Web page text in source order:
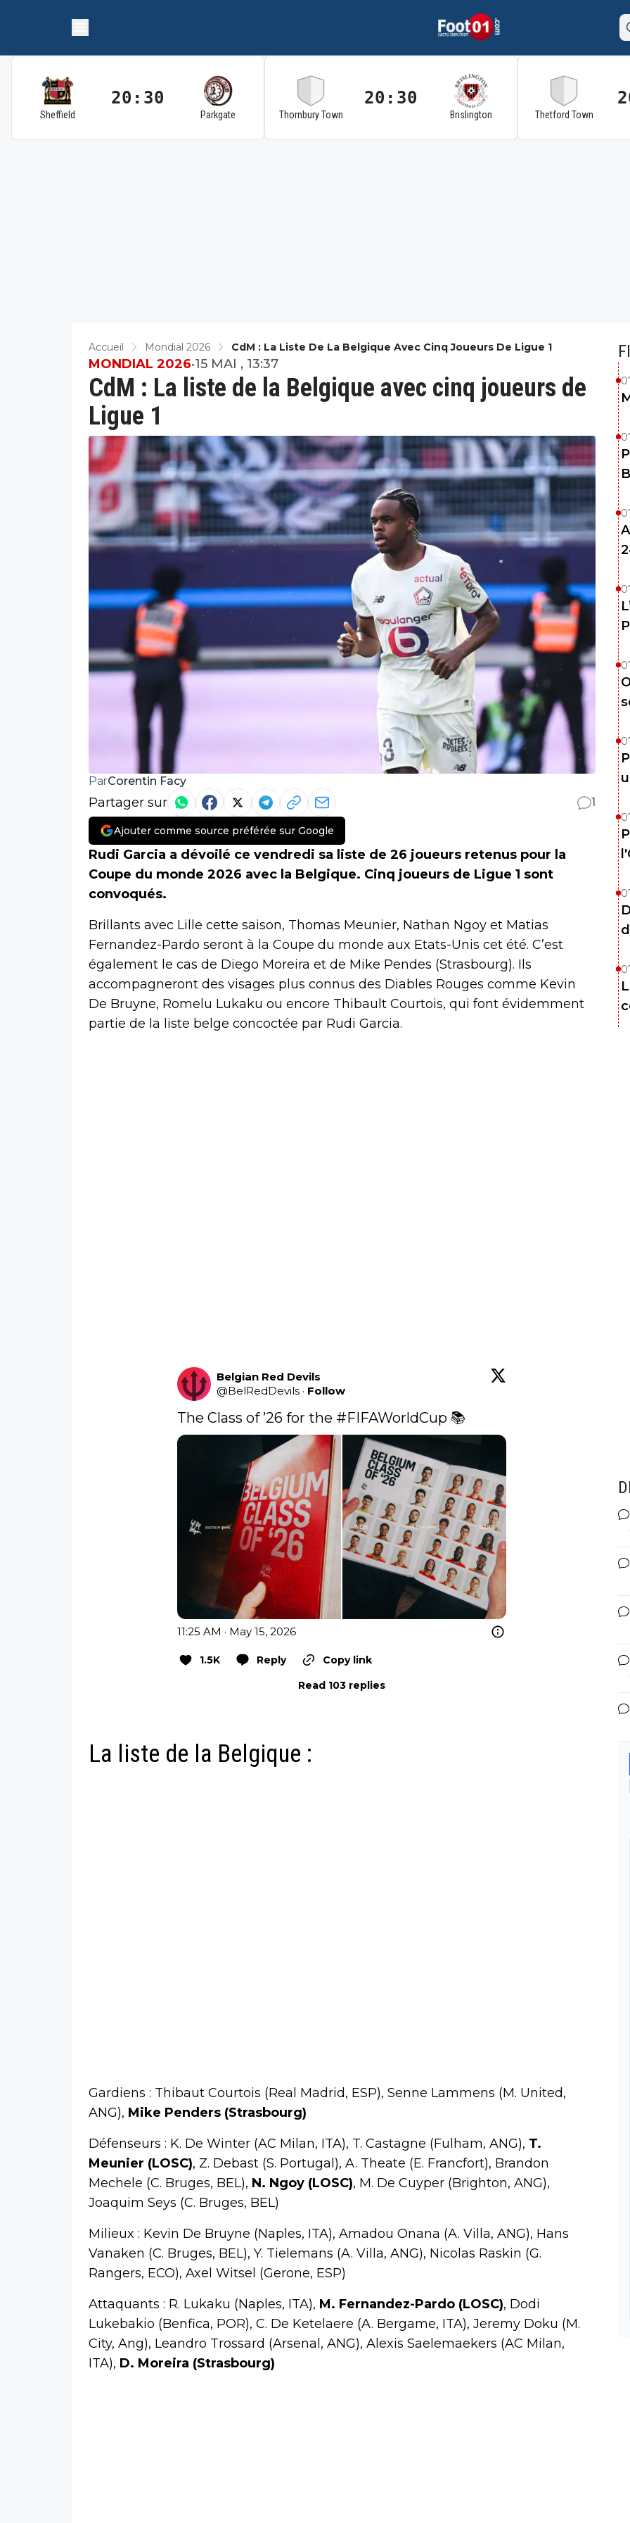
Sheffield
20:30
Parkgate Thornbury Town
20:30
Brislington Thetford Town
Accueil Mondial 2026 CdM : La Liste De La Belgique Avec Cinq Joueurs De Ligue 1
CdM : La liste de la Belgique avec cinq joueurs de
Ligue 1
MONDIAL 2026•15 MAI , 13:37
ParCorentin Facy
Partager sur 1
Ajouter comme source préférée sur Google
Rudi Garcia a dévoilé ce vendredi sa liste de 26 joueurs retenus pour la
Coupe du monde 2026 avec la Belgique. Cinq joueurs de Ligue 1 sont
convoqués.
Brillants avec Lille cette saison, Thomas Meunier, Nathan Ngoy et Matias
Fernandez-Pardo seront à la Coupe du monde aux Etats-Unis cet été. C’est
également le cas de Diego Moreira et de Mike Pendes (Strasbourg). Ils
accompagneront des visages plus connus des Diables Rouges comme Kevin
De Bruyne, Romelu Lukaku ou encore Thibault Courtois, qui font évidemment
partie de la liste belge concoctée par Rudi Garcia.
Belgian Red Devils
@BelRedDevils · Follow
The Class of ’26 for the #FIFAWorldCup 📚
11:25 AM · May 15, 2026
1.5K Reply
Copy link
Read 103 replies
La liste de la Belgique :
Gardiens : Thibaut Courtois (Real Madrid, ESP), Senne Lammens (M. United,
ANG), Mike Penders (Strasbourg)
Défenseurs : K. De Winter (AC Milan, ITA), T. Castagne (Fulham, ANG), T.
Meunier (LOSC), Z. Debast (S. Portugal), A. Theate (E. Francfort), Brandon
Mechele (C. Bruges, BEL), N. Ngoy (LOSC), M. De Cuyper (Brighton, ANG),
Joaquim Seys (C. Bruges, BEL)
Milieux : Kevin De Bruyne (Naples, ITA), Amadou Onana (A. Villa, ANG), Hans
Vanaken (C. Bruges, BEL), Y. Tielemans (A. Villa, ANG), Nicolas Raskin (G.
Rangers, ECO), Axel Witsel (Gerone, ESP)
Attaquants : R. Lukaku (Naples, ITA), M. Fernandez-Pardo (LOSC), Dodi
Lukebakio (Benfica, POR), C. De Ketelaere (A. Bergame, ITA), Jeremy Doku (M.
City, Ang), Leandro Trossard (Arsenal, ANG), Alexis Saelemaekers (AC Milan,
ITA), D. Moreira (Strasbourg)